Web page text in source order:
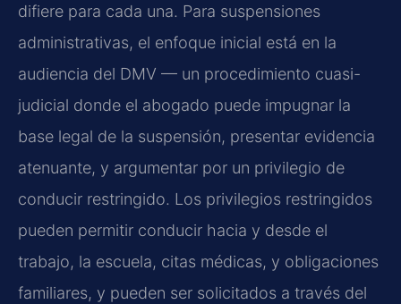
difiere para cada una. Para suspensiones
administrativas, el enfoque inicial está en la
audiencia del DMV — un procedimiento cuasi-
judicial donde el abogado puede impugnar la
base legal de la suspensión, presentar evidencia
atenuante, y argumentar por un privilegio de
conducir restringido. Los privilegios restringidos
pueden permitir conducir hacia y desde el
trabajo, la escuela, citas médicas, y obligaciones
familiares, y pueden ser solicitados a través del